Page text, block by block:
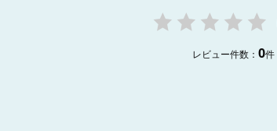
レビュー件数： 0件